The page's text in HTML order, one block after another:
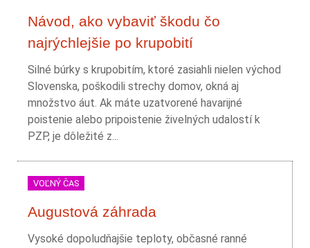
Návod, ako vybaviť škodu čo
najrýchlejšie po krupobití
Silné búrky s krupobitím, ktoré zasiahli nielen východ
Slovenska, poškodili strechy domov, okná aj
množstvo áut. Ak máte uzatvorené havarijné
poistenie alebo pripoistenie živelných udalostí k
PZP, je dôležité z...
VOĽNÝ ČAS
Augustová záhrada
Vysoké dopoludňajšie teploty, občasné ranné